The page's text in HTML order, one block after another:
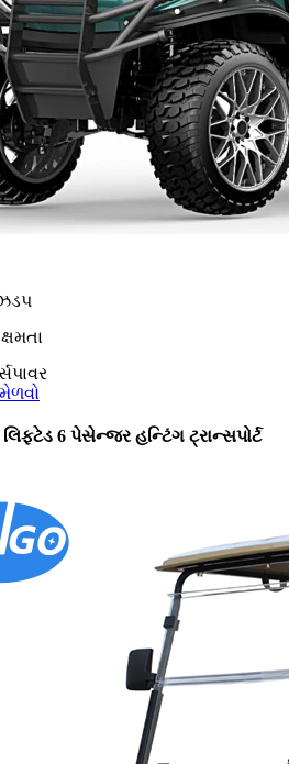
6 પેસેન્જર હન્ટિંગ ટ્રાન્સપોર્ટ